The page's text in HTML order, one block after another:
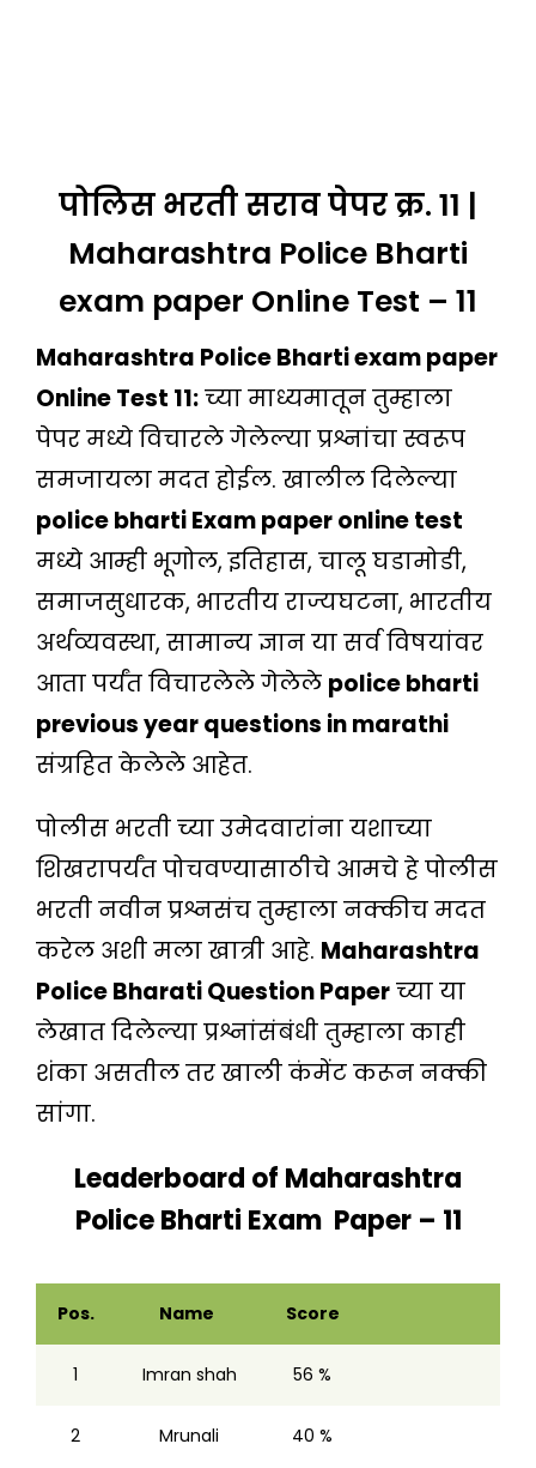
पोलिस भरती सराव पेपर क्र. 11 |
Maharashtra Police Bharti
exam paper Online Test – 11
Maharashtra Police Bharti exam paper
Online Test 11:च्या माध्यमातून तुम्हाला
पेपर मध्ये विचारले गेलेल्या प्रश्नांचा स्वरूप
समजायला मदत होईल. खालील दिलेल्या
police bharti Exam paper online test
मध्ये आम्ही भूगोल, इतिहास, चालू घडामोडी,
समाजसुधारक, भारतीय राज्यघटना, भारतीय
अर्थव्यवस्था, सामान्य ज्ञान या सर्व विषयांवर
आता पर्यंत विचारलेले गेलेले police bharti
previous year questions in marathi
संग्रहित केलेले आहेत.
पोलीस भरती च्या उमेदवारांना यशाच्या
शिखरापर्यंत पोचवण्यासाठीचे आमचे हे पोलीस
भरती नवीन प्रश्नसंच तुम्हाला नक्कीच मदत
करेल अशी मला खात्री आहे. Maharashtra
Police Bharati Question Paperच्या या
लेखात दिलेल्या प्रश्नांसंबंधी तुम्हाला काही
शंका असतील तर खाली कंमेंट करून नक्की
सांगा.
Leaderboard of Maharashtra
Police Bharti Exam Paper – 11
Pos. Name Score
1 Imran shah 56 %
2 Mrunali 40 %